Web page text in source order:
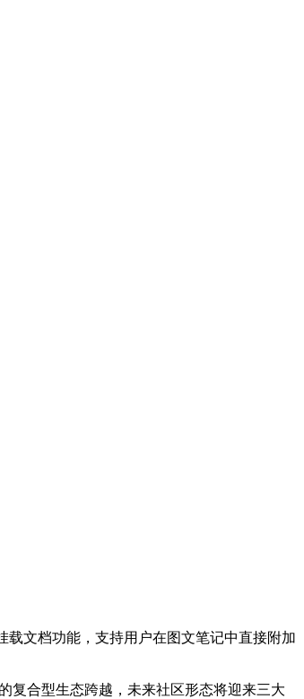
载文档功能，支持用户在图文笔记中直接附加
复合型生态跨越，未来社区形态将迎来三大